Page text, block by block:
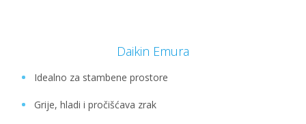
Daikin Emura
Idealno za stambene prostore
Grije, hladi i pročišćava zrak